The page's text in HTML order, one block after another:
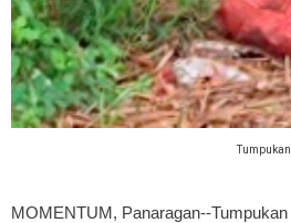
MOMENTUM, Panaragan--